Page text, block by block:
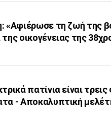
«Αφιέρωσε τη ζωή της
οικογένειας της
πατίνια είναι
- Αποκαλυπτική